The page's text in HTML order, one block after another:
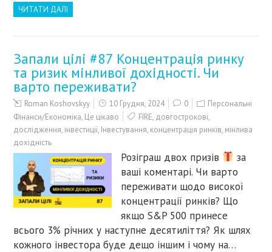
ЧИТАТИ ДАЛІ
Запали цілі #87 Концентрація ринку
та ризик мінливої дохідності. Чи
варто переживати?
Roman Koshovskyy 10 Грудня, 2024 0
Персональні
Фінанси/Економіка, Це цікаво FIRE, довгострокові,
дослідження, інвестиції, Інвестування, концентрація ринків, мінлива
дохідність
Розіграш двох призів
за
ваші коментарі. Чи варто
переживати щодо високої
концентрації ринків? Що
якщо S&P 500 принесе
всього 3% річних у наступне десятиліття? Як шлях
кожного інвестора буде дещо іншим і чому на…